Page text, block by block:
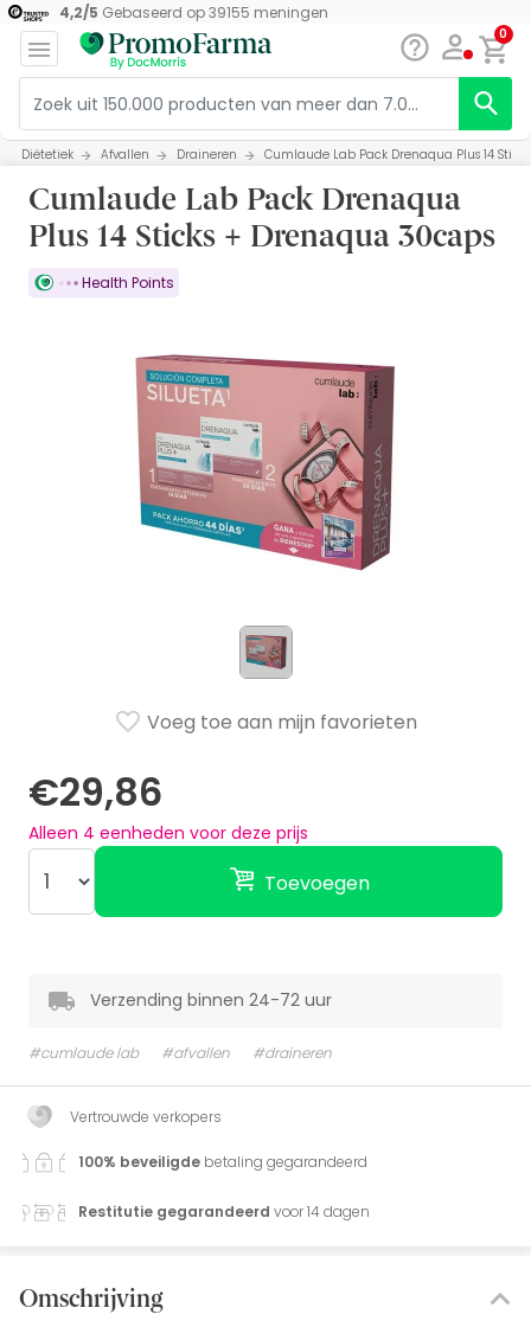
4,2/5 Gebaseerd op39155 meningen
0
Diëtetiek Afvallen Draineren Cumlaude Lab Pack Drenaqua Plus 14
Cumlaude Lab Pack Drenaqua
Plus 14 Sticks + Drenaqua 30caps
Health Points
€29,86
Alleen 4 eenheden voor deze prijs
Toevoegen
Voeg toe aan mijn favorieten
Verzending binnen 24-72 uur
#cumlaude lab #afvallen #draineren
Vertrouwde verkopers
100% beveiligde betaling gegarandeerd
Restitutie gegarandeerd voor 14 dagen
Omschrijving